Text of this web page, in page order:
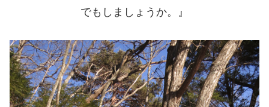
でもしましょうか。』